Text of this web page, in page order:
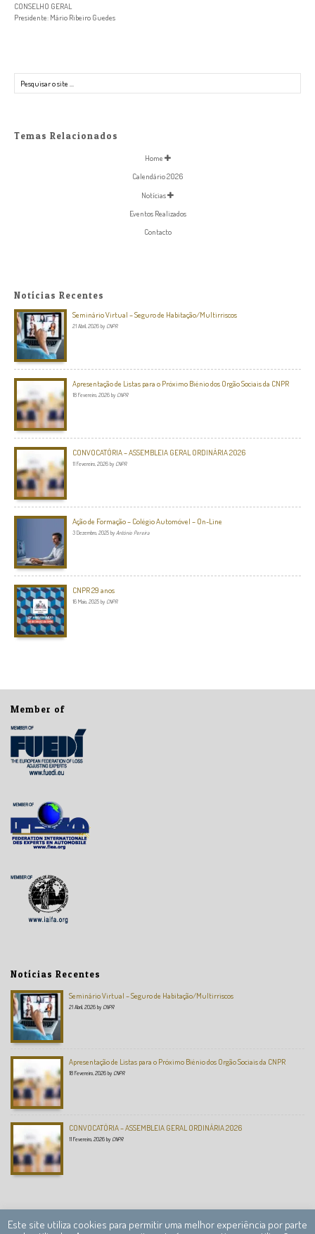
CONSELHO GERAL
Presidente: Mário Ribeiro Guedes
Temas Relacionados
Home
Calendário 2026
Notícias
Eventos Realizados
Contacto
Notícias Recentes
Seminário Virtual – Seguro de Habitação/Multirriscos
21 Abril, 2026 by CNPR
Apresentação de Listas para o Próximo Biénio dos Orgão Sociais da CNPR
18 Fevereiro, 2026 by CNPR
CONVOCATÓRIA – ASSEMBLEIA GERAL ORDINÁRIA 2026
11 Fevereiro, 2026 by CNPR
Ação de Formação – Colégio Automóvel – On-Line
3 Dezembro, 2025 by António Pereira
CNPR 29 anos
16 Maio, 2025 by CNPR
Member of
Notícias Recentes
Seminário Virtual – Seguro de Habitação/Multirriscos
21 Abril, 2026 by CNPR
Apresentação de Listas para o Próximo Biénio dos Orgão Sociais da CNPR
18 Fevereiro, 2026 by CNPR
CONVOCATÓRIA – ASSEMBLEIA GERAL ORDINÁRIA 2026
11 Fevereiro, 2026 by CNPR
Este site utiliza cookies para permitir uma melhor experiência por parte